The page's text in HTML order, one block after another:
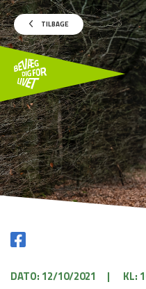
TILBAGE
DATO: 12/10/2021 | KL: